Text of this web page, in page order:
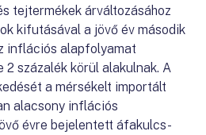
tejtermékek árváltozásához
kifutásával a jövő év második
inflációs alapfolyamat
százalék körül alakulnak. A
a mérsékelt importált
alacsony inflációs
évre bejelentett áfakulcs-